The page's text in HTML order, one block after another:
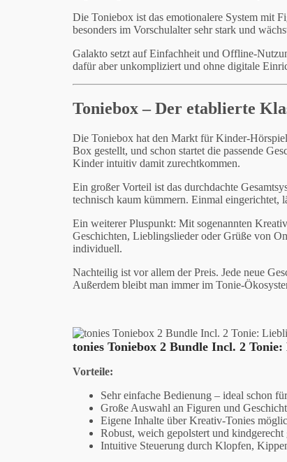
Die Toniebox ist das emotionalere System mit
besonders im Vorschulalter sehr stark und
Galakto setzt auf Einfachheit und Offline-
dafür aber unkompliziert und ohne digitale
Toniebox – Der etablierte
Die Toniebox hat den Markt für Kinder-
Box gestellt, und schon startet die passende
Kinder intuitiv damit zurechtkommen.
Ein großer Vorteil ist das durchdachte
technisch kaum kümmern. Einmal eingerichtet,
Ein weiterer Pluspunkt: Mit sogenannten
Geschichten, Lieblingslieder oder Grüße von
individuell.
Nachteilig ist vor allem der Preis. Jede neue
Außerdem bleibt man immer im Tonie-
tonies Toniebox 2 Bundle Incl. 2
Vorteile:
Sehr einfache Bedienung – ideal schon
Große Auswahl an Figuren und
Eigene Inhalte über Kreativ-Tonies
Robust, weich gepolstert und kindgerecht
Intuitive Steuerung durch Klopfen,